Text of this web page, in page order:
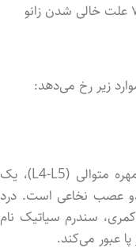
بیشتر بخوانید: درمان خالی کردن زانو | با ۷ علت خالی شدن زانو
زیر رخ می‌دهد:
بخشی از ستون فقرات کمری شامل دو مهره متوالی (L4-L5)، یک
عصب نخاعی است. درد
سندرم سیاتیک نام
عبور می‌کند.